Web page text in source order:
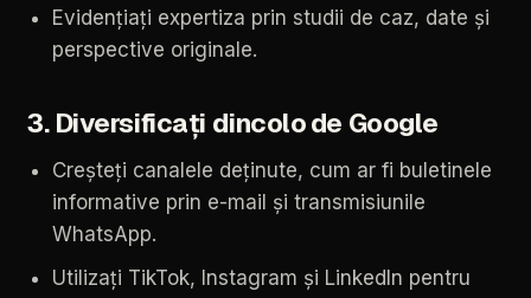
Evidențiați expertiza prin studii de caz, date și
perspective originale.
3. Diversificați dincolode Google
Creșteți canalele deținute, cum ar fi buletinele
informative prin e-mail și transmisiunile
WhatsApp.
Utilizați TikTok, Instagram și LinkedIn pentru